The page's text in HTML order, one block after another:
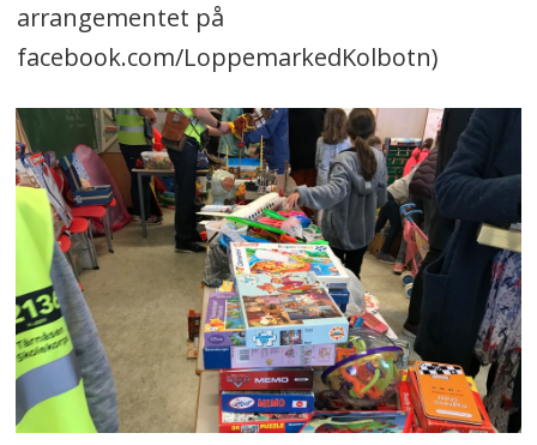
arrangementet på
facebook.com/LoppemarkedKolbotn)